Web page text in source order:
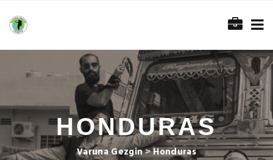
HONDURAS
Varuna Gezgin>Honduras